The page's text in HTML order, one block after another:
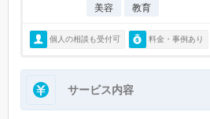
美容
教育
個人の相談も受付可 料金・事例あり
サービス内容